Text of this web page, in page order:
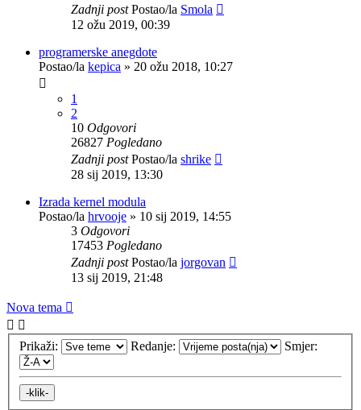
Zadnji postPostao/la Smola
12 ožu 2019, 00:39
programerske anegdote
Postao/la kepica » 20 ožu 2018, 10:27
1
2
10 Odgovori
26827 Pogledano
Zadnji postPostao/la shrike
28 sij 2019, 13:30
Izrada kernel modula
Postao/la hrvooje » 10 sij 2019, 14:55
3 Odgovori
17453 Pogledano
Zadnji postPostao/la jorgovan
13 sij 2019, 21:48
Nova tema
Prikaži: Redanje: Smjer: